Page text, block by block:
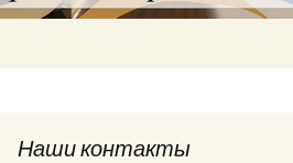
Наши контакты